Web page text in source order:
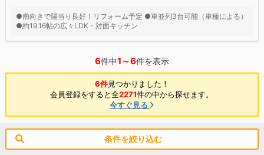
●南向きで陽当り良好！リフォーム予定 ●車並列3台可能（車種による）
●約19.16帖の広々LDK・対面キッチン
6件中1～6件を表示
6件見つかりました！
会員登録をすると全2271件の中から探せます。
今すぐ見る
条件を絞り込む